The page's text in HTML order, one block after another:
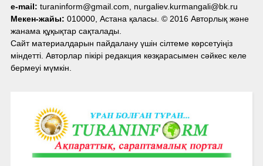
e-mail: turaninform@gmail.com, nurgaliev.kurmangali@bk.ru
Мекен-жайы: 010000, Астана қаласы. © 2016 Авторлық және
жанама құқықтар сақталады.
Сайт материалдарын пайдалану үшін сілтеме көрсетуіңіз
міндетті. Авторлар пікірі редакция көзқарасымен сәйкес келе
бермеуі мүмкін.